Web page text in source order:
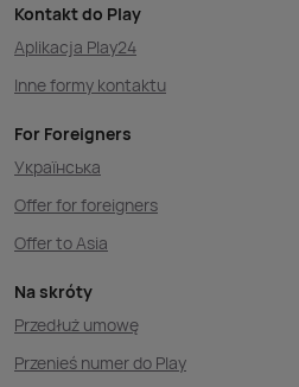
Kontakt do Play
Aplikacja Play24
Inne formy kontaktu
For Foreigners
Українська
Offer for foreigners
Offer to Asia
Na skróty
Przedłuż umowę
Przenieś numer do Play